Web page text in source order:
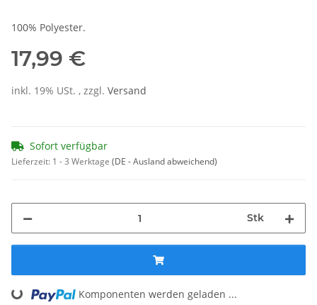
100% Polyester.
17,99 €
inkl. 19% USt. , zzgl. Versand
Sofort verfügbar
Lieferzeit: 1 - 3 Werktage (DE - Ausland abweichend)
Stk
Loading... Komponenten werden geladen ...